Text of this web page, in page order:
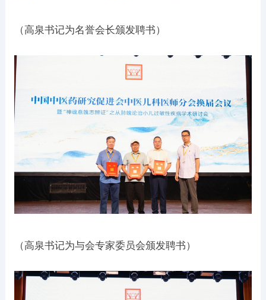
（高泉书记为名誉会长颁发聘书）
（高泉书记为与会专家委员会颁发聘书）